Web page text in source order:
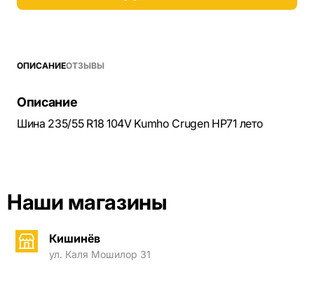
ОПИСАНИЕОТЗЫВЫ
Описание
Шина 235/55 R18 104V Kumho Crugen HP71 лето
Наши магазины
Кишинёв
ул. Каля Мошилор 31